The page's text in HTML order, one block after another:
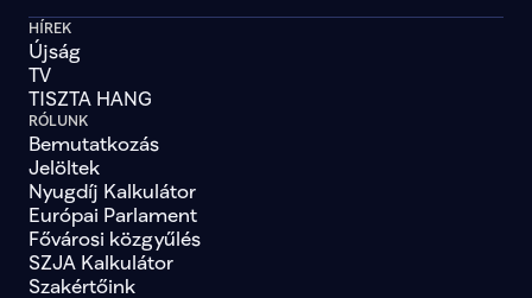
HÍREK
Újság
TV
TISZTA HANG
RÓLUNK
Bemutatkozás
Jelöltek
Nyugdíj Kalkulátor
Európai Parlament
Fővárosi közgyűlés
SZJA Kalkulátor
Szakértőink